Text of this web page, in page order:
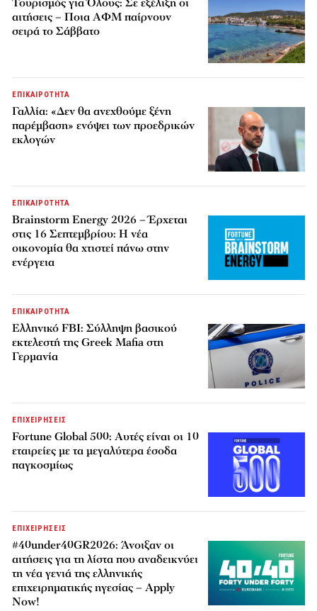
αιτήσεις – Ποια ΑΦΜ παίρνουν
σειρά το Σάββατο
ΕΠΙΚΑΙΡΟΤΗΤΑ
Γαλλία: «Δεν θα ανεχθούμε ξένη
παρέμβαση» ενόψει των προεδρικών
εκλογών
ΕΠΙΚΑΙΡΟΤΗΤΑ
Brainstorm Energy 2026 – Έρχεται
στις 16 Σεπτεμβρίου: Η νέα
οικονομία θα χτιστεί πάνω στην
ενέργεια
ΕΠΙΚΑΙΡΟΤΗΤΑ
Ελληνικό FBI: Σύλληψη βασικού
εκτελεστή της Greek Mafia στη
Γερμανία
ΕΠΙΧΕΙΡΗΣΕΙΣ
Fortune Global 500: Αυτές είναι οι 10
εταιρείες με τα μεγαλύτερα έσοδα
παγκοσμίως
ΕΠΙΧΕΙΡΗΣΕΙΣ
#40under40GR2026: Άνοιξαν οι
αιτήσεις για τη λίστα που αναδεικνύει
τη νέα γενιά της ελληνικής
επιχειρηματικής ηγεσίας – Apply
Now!